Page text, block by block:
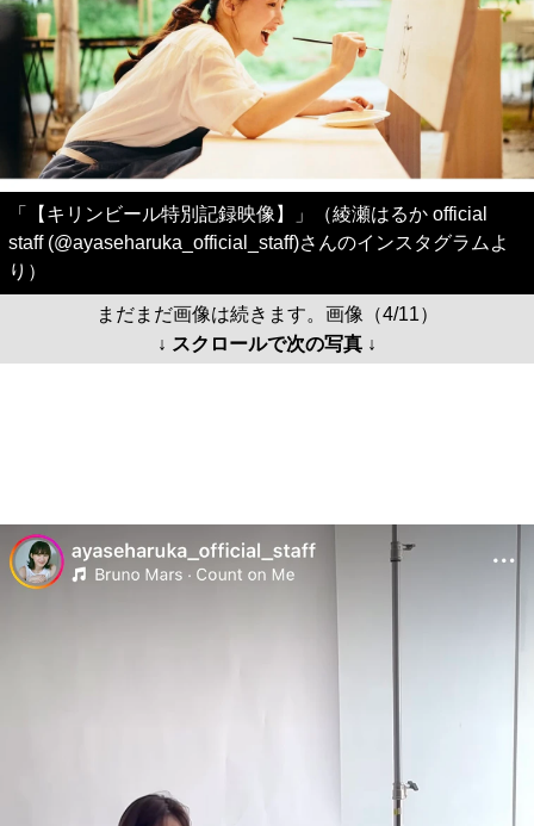
「【キリンビール特別記録映像】」（綾瀬はるか official
staff (@ayaseharuka_official_staff)さんのインスタグラムよ
り）
まだまだ画像は続きます。画像（4/11）
↓ スクロールで次の写真 ↓